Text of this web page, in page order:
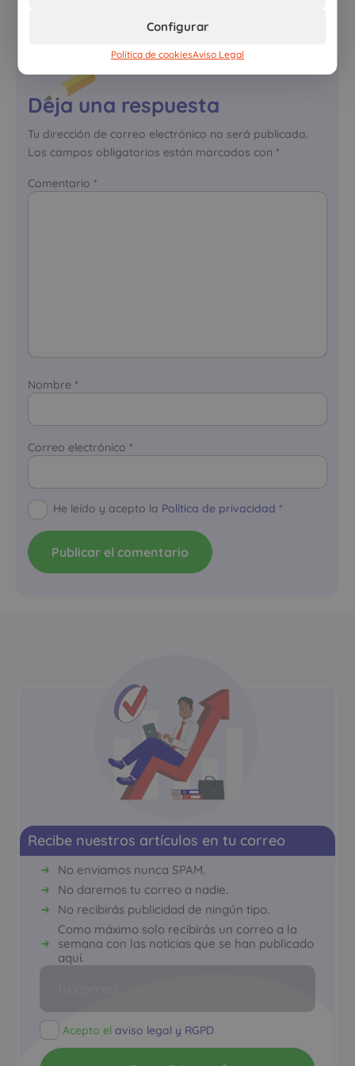
Configurar
Política de cookiesAviso Legal
Deja una respuesta
Tu dirección de correo electrónico no será publicada.
Los campos obligatorios están marcados con *
Comentario *
Nombre *
Correo electrónico *
He leído y acepto la Política de privacidad *
Recibe nuestros artículos en tu correo
No enviamos nunca SPAM.
No daremos tu correo a nadie.
No recibirás publicidad de ningún tipo.
Como máximo solo recibirás un correo a la
semana con las noticias que se han publicado
aquí.
Acepto elaviso legal y RGPD